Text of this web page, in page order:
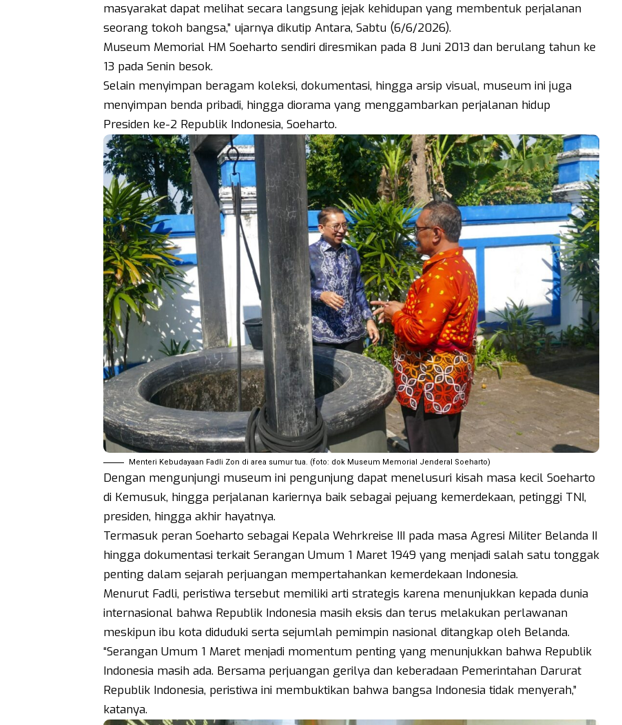
masyarakat dapat melihat secara langsung jejak kehidupan yang membentuk perjalanan
seorang tokoh bangsa,” ujarnya dikutip Antara, Sabtu (6/6/2026).
Museum Memorial HM Soeharto sendiri diresmikan pada 8 Juni 2013 dan berulang tahun ke
13 pada Senin besok.
Selain menyimpan beragam koleksi, dokumentasi, hingga arsip visual, museum ini juga
menyimpan benda pribadi, hingga diorama yang menggambarkan perjalanan hidup
Presiden ke-2 Republik Indonesia, Soeharto.
Menteri Kebudayaan Fadli Zon di area sumur tua. (foto: dok Museum Memorial Jenderal Soeharto)
Dengan mengunjungi museum ini pengunjung dapat menelusuri kisah masa kecil Soeharto
di Kemusuk, hingga perjalanan kariernya baik sebagai pejuang kemerdekaan, petinggi TNI,
presiden, hingga akhir hayatnya.
Termasuk peran Soeharto sebagai Kepala Wehrkreise III pada masa Agresi Militer Belanda II
hingga dokumentasi terkait Serangan Umum 1 Maret 1949 yang menjadi salah satu tonggak
penting dalam sejarah perjuangan mempertahankan kemerdekaan Indonesia.
Menurut Fadli, peristiwa tersebut memiliki arti strategis karena menunjukkan kepada dunia
internasional bahwa Republik Indonesia masih eksis dan terus melakukan perlawanan
meskipun ibu kota diduduki serta sejumlah pemimpin nasional ditangkap oleh Belanda.
“Serangan Umum 1 Maret menjadi momentum penting yang menunjukkan bahwa Republik
Indonesia masih ada. Bersama perjuangan gerilya dan keberadaan Pemerintahan Darurat
Republik Indonesia, peristiwa ini membuktikan bahwa bangsa Indonesia tidak menyerah,”
katanya.